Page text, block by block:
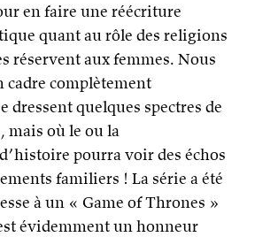
en faire une réécriture
quant au rôle des religions
réservent aux femmes. Nous
cadre complètement
dressent quelques spectres de
mais où le ou la
pourra voir des échos
familiers ! La série a été
à un « Game of Thrones »
évidemment un honneur